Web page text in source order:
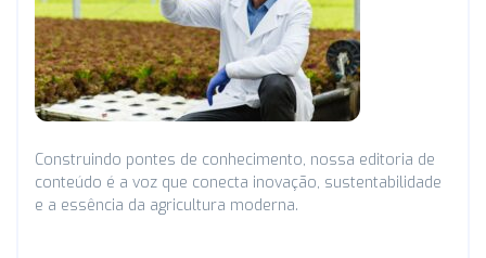
Construindo pontes de conhecimento, nossa editoria de
conteúdo é a voz que conecta inovação, sustentabilidade
e a essência da agricultura moderna.